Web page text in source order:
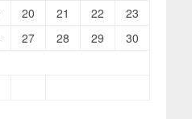
20 21 22
23
27 28 29
30